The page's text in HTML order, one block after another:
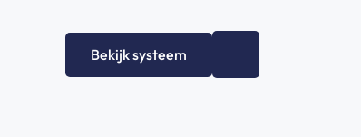
Bekijk systeem